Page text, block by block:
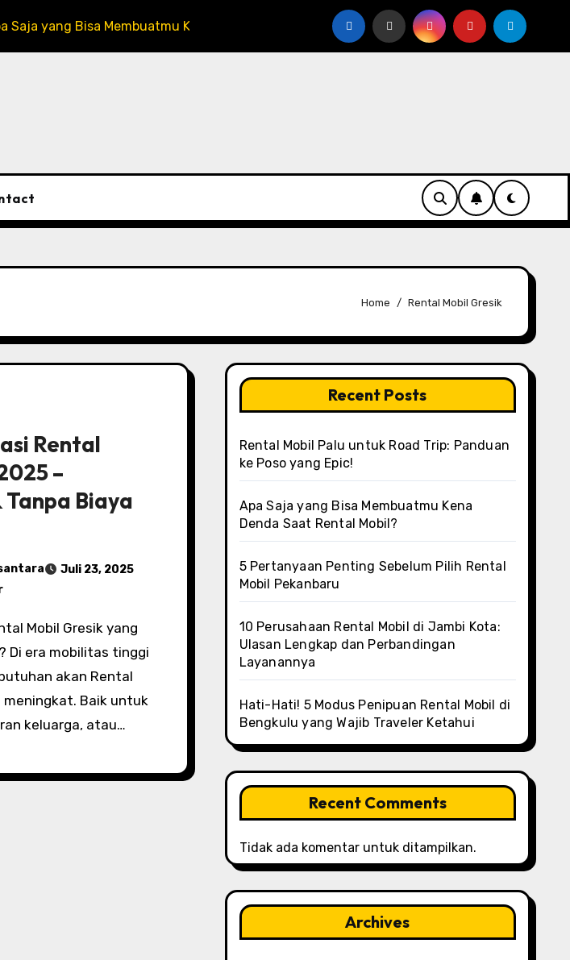
Saja yang Bisa Membuatmu Kena Denda Saat Rental Mobil? 5 Pertanyaan Penting
Home Rental Mobil Gresik
Rental
–
Biaya
Juli 23, 2025
Di era mobilitas tinggi
akan Rental
meningkat. Baik untuk
keluarga, atau…
Recent Posts
Rental Mobil Palu untuk Road Trip: Panduan
ke Poso yang Epic!
Apa Saja yang Bisa Membuatmu Kena
Denda Saat Rental Mobil?
5 Pertanyaan Penting Sebelum Pilih Rental
Mobil Pekanbaru
10 Perusahaan Rental Mobil di Jambi Kota:
Ulasan Lengkap dan Perbandingan
Layanannya
Hati-Hati! 5 Modus Penipuan Rental Mobil di
Bengkulu yang Wajib Traveler Ketahui
Recent Comments
Tidak ada komentar untuk ditampilkan.
Archives